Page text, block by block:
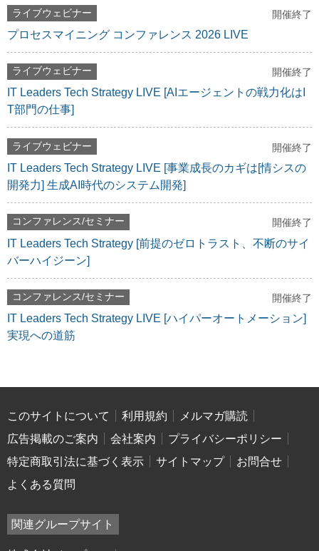
ライブウェビナー 開催終了
プロセスマイニング コンファレンス 2026 LIVE
ライブウェビナー 開催終了
IT Leaders Tech Strategy LIVE [AIエージェントの戦力化はI
T部門の仕事]
ライブウェビナー 開催終了
IT Leaders Tech Strategy LIVE [事業成長のカギは[情シスの
開発力] 生成AI時代のシステム開発]
コンファレンス/セミナー 開催終了
IT Leaders Tech Strategy [前提のゼロトラスト、不断のサイ
バーハイジーン]
コンファレンス/セミナー 開催終了
IT Leaders Tech Strategy LIVE [ハイパーオートメーション]
実現への道筋
このサイトについて 利用規約
メルマガ購読
広告掲載のご案内
会社案内
プライバシーポリシー
特定商取引法に基づく表示
サイトマップ
お問合せ
よくある質問
関連グループサイト